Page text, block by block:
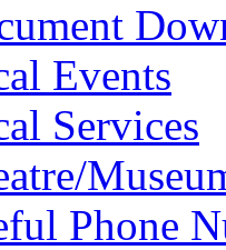
Events
Services
Phone